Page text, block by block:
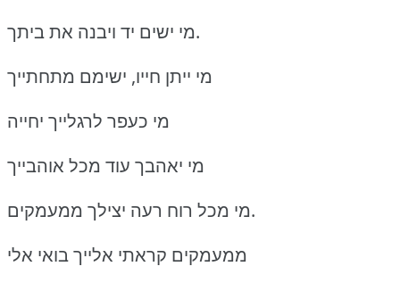
מי ישים יד ויבנה את ביתך.
מי ייתן חייו, ישימם מתחתייך
מי כעפר לרגלייך יחייה
מי יאהבך עוד מכל אוהבייך
מי מכל רוח רעה יצילך ממעמקים.
ממעמקים קראתי אלייך בואי אלי